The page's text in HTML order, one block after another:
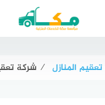
المنازل ⁄ شركة تعقيم منازل